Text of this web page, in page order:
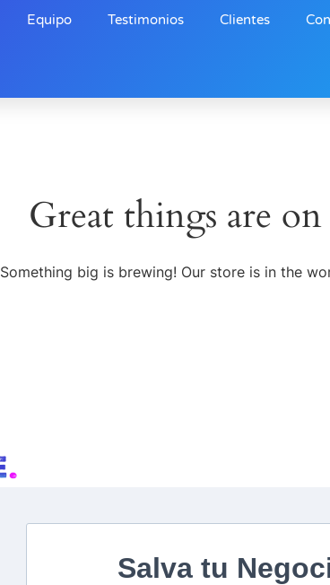
Equipo Testimonios Clientes
Great things are
Something big is brewing! Our store is in the